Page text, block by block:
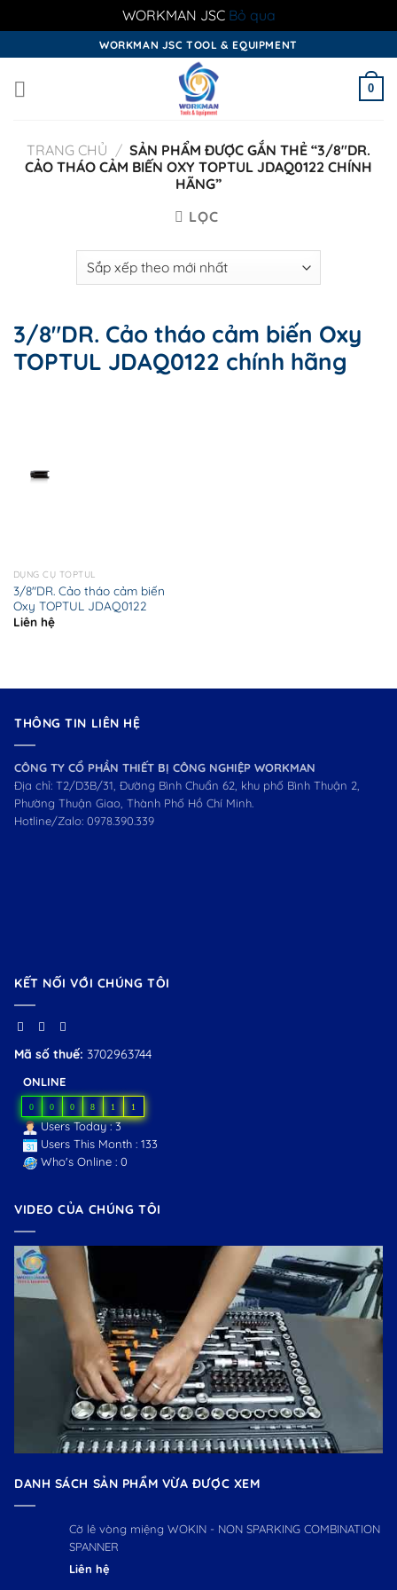
WORKMAN JSC Bỏ qua
to
content
WORKMAN JSC TOOL & EQUIPMENT
0
TRANG CHỦ / SẢN PHẨM ĐƯỢC GẮN THẺ “3/8"DR.
CẢO THÁO CẢM BIẾN OXY TOPTUL JDAQ0122 CHÍNH
HÃNG”
LỌC
3/8"DR. Cảo tháo cảm biến Oxy
TOPTUL JDAQ0122 chính hãng
DỤNG CỤ TOPTUL
3/8″DR. Cảo tháo cảm biến
Oxy TOPTUL JDAQ0122
Liên hệ
THÔNG TIN LIÊN HỆ
CÔNG TY CỔ PHẦN THIẾT BỊ CÔNG NGHIỆP WORKMAN
Địa chỉ: T2/D3B/31, Đường Bình Chuẩn 62, khu phố Bình Thuận 2,
Phường Thuận Giao, Thành Phố Hồ Chí Minh.
Hotline/Zalo: 0978.390.339
KẾT NỐI VỚI CHÚNG TÔI
Mã số thuế: 3702963744
ONLINE
0 0 0 8 1 1
Users Today : 3
Users This Month : 133
Who's Online : 0
VIDEO CỦA CHÚNG TÔI
DANH SÁCH SẢN PHẨM VỪA ĐƯỢC XEM
Cờ lê vòng miệng WOKIN - NON SPARKING COMBINATION
SPANNER
Liên hệ